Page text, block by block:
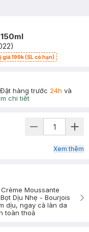
)
giá 199k (SL có hạn)
hàng trước 24h và
chi tiết
Xem thêm
Moussante
Dịu Nhẹ - Bourjois
dịu, ngay cả làn da
toàn thoả